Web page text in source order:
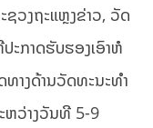
ວງຖະແຫຼງຂ່າວ, ວັດ
ກາດຮັບຮອງເອົາຫໍ
າງດ້ານວັດທະນະທໍາ
ຫວ່າງວັນທີ 5-9